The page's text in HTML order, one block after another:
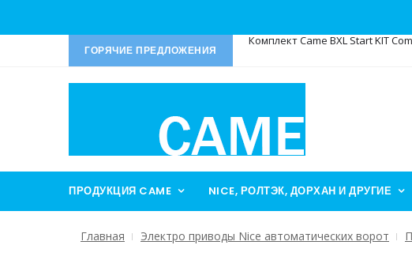
ГОРЯЧИЕ ПРЕДЛОЖЕНИЯ СКИДКА на пульты TOP-432EE от
СПЕЦПРЕДЛОЖЕНИЕ Комплект
Привод R-Tech SL1000AC- 18500
Комплект Came BXL Start KIT
ПРОДУКЦИЯ CAME NICE, РОЛТЭК, ДОРХАН И ДРУГИЕ
Главная Электро приводы Nice автоматических ворот